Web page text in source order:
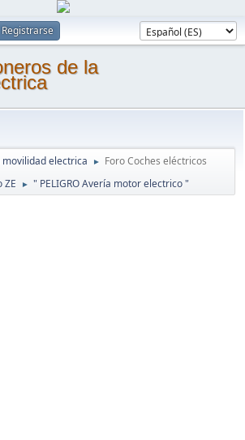
Registrarse
movilidad electrica ► Foro Coches eléctricos
ZE ► " PELIGRO Avería motor electrico "